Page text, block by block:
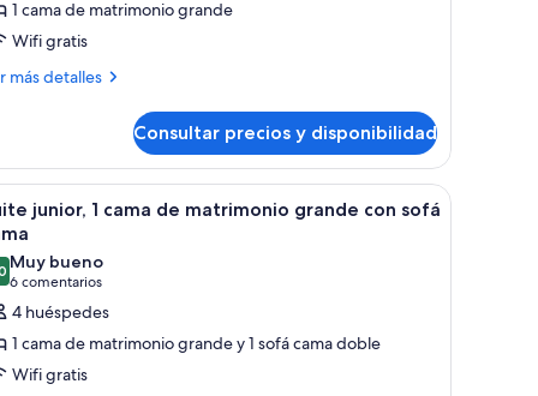
1 cama de matrimonio grande
Wifi gratis
más detalles
Consultar precios y disponibilidad
una silla y un televisor. Tiene un balcón con vistas a zonas verdes.
Habitación de hotel con escritorio, una silla
5
junior, 1 cama de matrimonio grande con sofá
de 10
Muy bueno
6 comentarios
(6 comentarios)
4 huéspedes
1 cama de matrimonio grande y 1 sofá cama doble
Wifi gratis